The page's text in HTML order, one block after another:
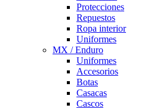
Protecciones
Repuestos
Ropa interior
Uniformes
MX / Enduro
Uniformes
Accesorios
Botas
Casacas
Cascos